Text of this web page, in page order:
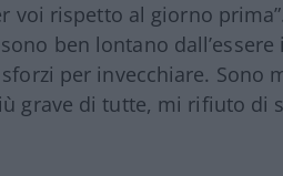
rispetto al giorno
ben lontano
per invecchiare. Sono
grave di tutte, mi rifiuto di